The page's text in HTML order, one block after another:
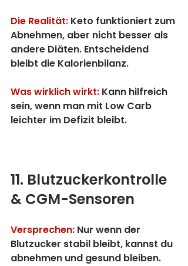
Die Realität: Keto funktioniert zum
Abnehmen, aber nicht besser als
andere Diäten. Entscheidend
bleibt die Kalorienbilanz.
Was wirklich wirkt: Kann hilfreich
sein, wenn man mit Low Carb
leichter im Defizit bleibt.
11. Blutzuckerkontrolle
& CGM-Sensoren
Versprechen: Nur wenn der
Blutzucker stabil bleibt, kannst du
abnehmen und gesund bleiben.